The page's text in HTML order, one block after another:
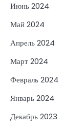
Июнь 2024
Май 2024
Апрель 2024
Март 2024
Февраль 2024
Январь 2024
Декабрь 2023